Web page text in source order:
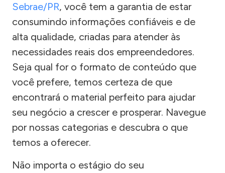
Sebrae/PR, você tem a garantia de estar
consumindo informações confiáveis e de
alta qualidade, criadas para atender às
necessidades reais dos empreendedores.
Seja qual for o formato de conteúdo que
você prefere, temos certeza de que
encontrará o material perfeito para ajudar
seu negócio a crescer e prosperar. Navegue
por nossas categorias e descubra o que
temos a oferecer.
Não importa o estágio do seu